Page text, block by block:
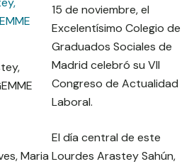
15 de noviembre, el
Excelentísimo Colegio de
Graduados Sociales de
Madrid celebró su VII
Congreso de Actualidad
Laboral.
El día central de este
Maria Lourdes Arastey Sahún,